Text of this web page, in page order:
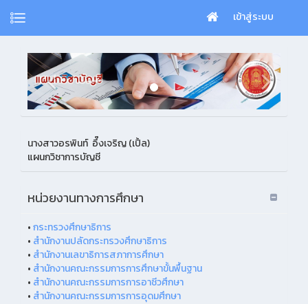
เข้าสู่ระบบ
นางสาวอรพินท์ อึ๊งเจริญ (เปิ้ล)
แผนกวิชาการบัญชี
หน่วยงานทางการศึกษา
•กระทรวงศึกษาธิการ
• สำนักงานปลัดกระทรวงศึกษาธิการ
• สำนักงานเลขาธิการสภาการศึกษา
• สำนักงานคณะกรรมการการศึกษาขั้นพื้นฐาน
• สำนักงานคณะกรรมการการอาชีวศึกษา
• สำนักงานคณะกรรมการการอุดมศึกษา